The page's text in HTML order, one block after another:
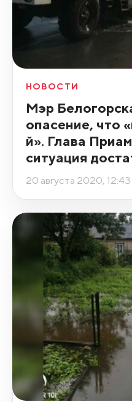
НОВОСТИ
Мэр
опасение, что
й». Глава
ситуация
20 августа 2020, 12:43